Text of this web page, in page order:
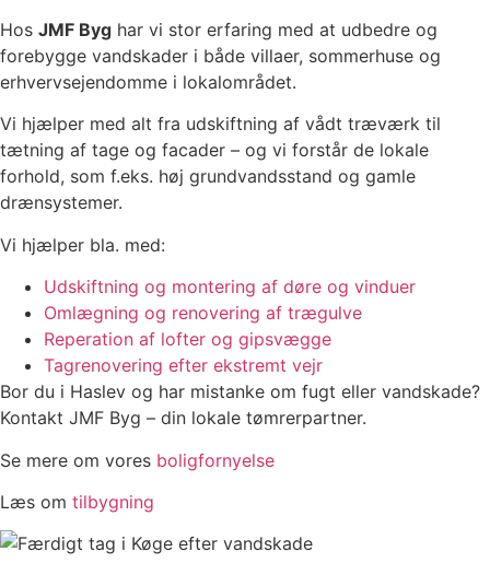
Hos JMF Byg har vi stor erfaring med at udbedre og
forebygge vandskader i både villaer, sommerhuse og
erhvervsejendomme i lokalområdet.
Vi hjælper med alt fra udskiftning af vådt træværk til
tætning af tage og facader – og vi forstår de lokale
forhold, som f.eks. høj grundvandsstand og gamle
drænsystemer.
Vi hjælper bla. med:
Udskiftning og montering af døre og vinduer
Omlægning og renovering af trægulve
Reperation af lofter og gipsvægge
Tagrenovering efter ekstremt vejr
Bor du i Haslev og har mistanke om fugt eller vandskade?
Kontakt JMF Byg – din lokale tømrerpartner.
Se mere om vores boligfornyelse
Læs om tilbygning